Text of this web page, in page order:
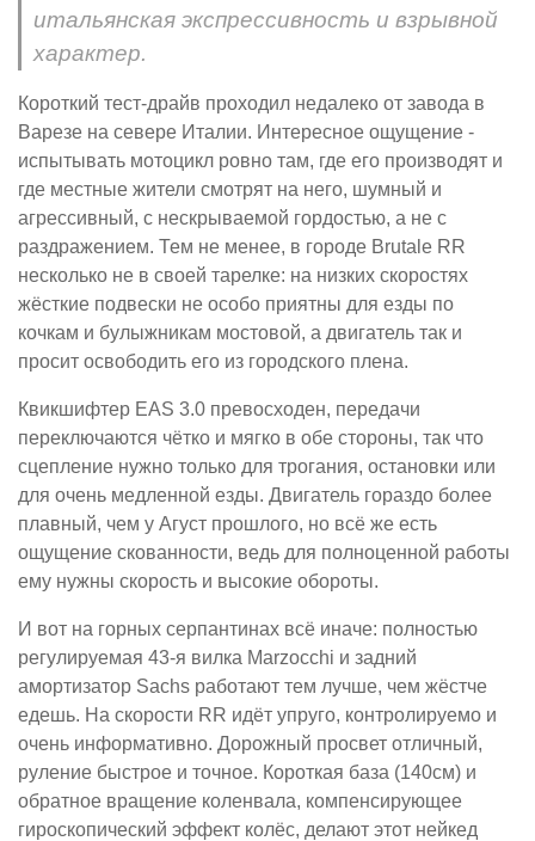
итальянская экспрессивность и взрывной
характер.
Короткий тест-драйв проходил недалеко от завода в
Варезе на севере Италии. Интересное ощущение -
испытывать мотоцикл ровно там, где его производят и
где местные жители смотрят на него, шумный и
агрессивный, с нескрываемой гордостью, а не с
раздражением. Тем не менее, в городе Brutale RR
несколько не в своей тарелке: на низких скоростях
жёсткие подвески не особо приятны для езды по
кочкам и булыжникам мостовой, а двигатель так и
просит освободить его из городского плена.
Квикшифтер EAS 3.0 превосходен, передачи
переключаются чётко и мягко в обе стороны, так что
сцепление нужно только для трогания, остановки или
для очень медленной езды. Двигатель гораздо более
плавный, чем у Агуст прошлого, но всё же есть
ощущение скованности, ведь для полноценной работы
ему нужны скорость и высокие обороты.
И вот на горных серпантинах всё иначе: полностью
регулируемая 43-я вилка Marzocchi и задний
амортизатор Sachs работают тем лучше, чем жёстче
едешь. На скорости RR идёт упруго, контролируемо и
очень информативно. Дорожный просвет отличный,
руление быстрое и точное. Короткая база (140см) и
обратное вращение коленвала, компенсирующее
гироскопический эффект колёс, делают этот нейкед